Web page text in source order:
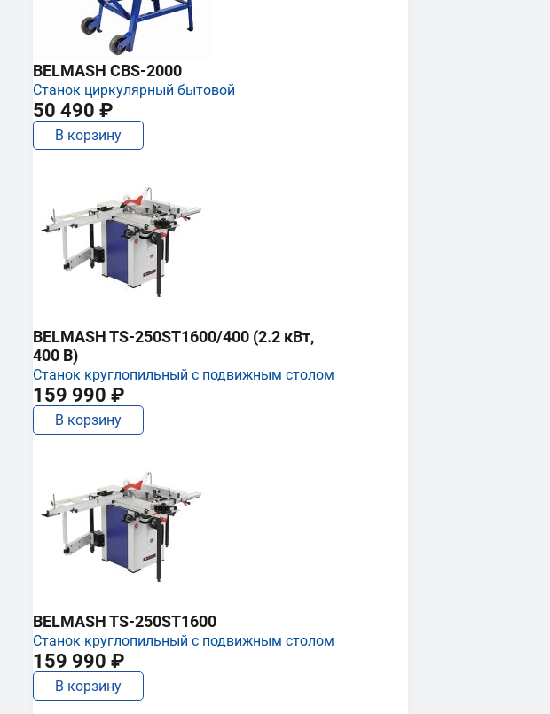
BELMASH CBS-2000
Станок циркулярный бытовой
50 490 ₽
В корзину
BELMASH TS-250ST1600/400 (2.2 кВт,
400 В)
Станок круглопильный с подвижным столом
159 990 ₽
В корзину
BELMASH TS-250ST1600
Станок круглопильный с подвижным столом
159 990 ₽
В корзину